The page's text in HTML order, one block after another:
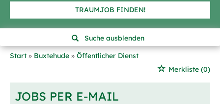
TRAUMJOB FINDEN!
Suche ausblenden
Start
Buxtehude
Öffentlicher Dienst
Merkliste (0)
JOBS PER E-MAIL